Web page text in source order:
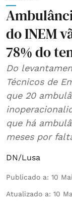
do INEM
78% do
Do
Técnicos de
que 20
que há
meses por
DN/Lusa
Publicado a: 10
Atualizado a: 10